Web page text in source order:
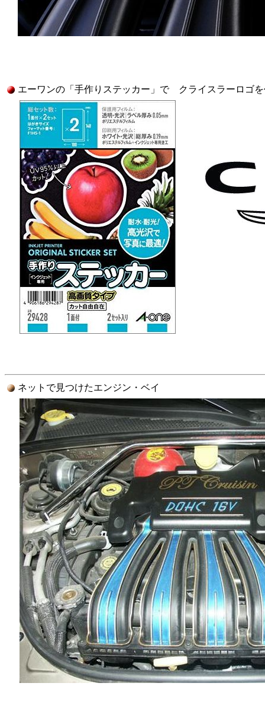
エーワンの「手作りステッカー」で クライスラーロゴ
ネットで見つけたエンジン・ベイ